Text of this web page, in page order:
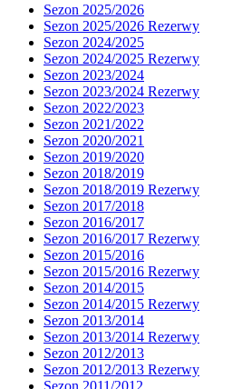
Sezon 2025/2026
Sezon 2025/2026 Rezerwy
Sezon 2024/2025
Sezon 2024/2025 Rezerwy
Sezon 2023/2024
Sezon 2023/2024 Rezerwy
Sezon 2022/2023
Sezon 2021/2022
Sezon 2020/2021
Sezon 2019/2020
Sezon 2018/2019
Sezon 2018/2019 Rezerwy
Sezon 2017/2018
Sezon 2016/2017
Sezon 2016/2017 Rezerwy
Sezon 2015/2016
Sezon 2015/2016 Rezerwy
Sezon 2014/2015
Sezon 2014/2015 Rezerwy
Sezon 2013/2014
Sezon 2013/2014 Rezerwy
Sezon 2012/2013
Sezon 2012/2013 Rezerwy
Sezon 2011/2012